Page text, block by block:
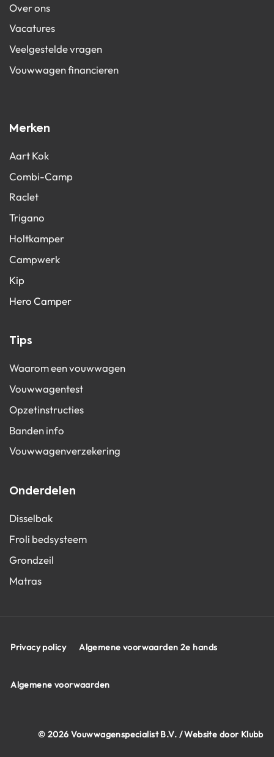
Over ons
Vacatures
Veelgestelde vragen
Vouwwagen financieren
Merken
Aart Kok
Combi-Camp
Raclet
Trigano
Holtkamper
Campwerk
Kip
Hero Camper
Tips
Waarom een vouwwagen
Vouwwagentest
Opzetinstructies
Banden info
Vouwwagenverzekering
Onderdelen
Disselbak
Froli bedsysteem
Grondzeil
Matras
Privacy policy Algemene voorwaarden 2e hands
Algemene voorwaarden
© 2026 Vouwwagenspecialist B.V. / Website door Klubb